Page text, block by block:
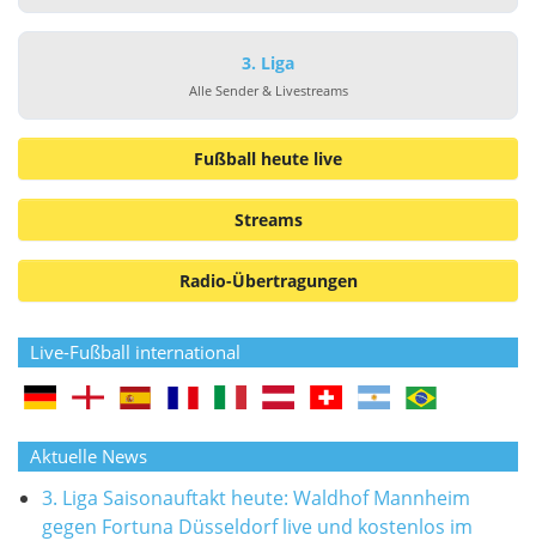
3. Liga
Alle Sender & Livestreams
Fußball heute live
Streams
Radio-Übertragungen
Live-Fußball international
Aktuelle News
3. Liga Saisonauftakt heute: Waldhof Mannheim
gegen Fortuna Düsseldorf live und kostenlos im